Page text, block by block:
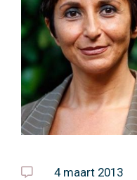
4 maart 2013